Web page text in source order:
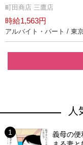
町田商店 三鷹店
時給1,563円
アルバイト・パート / 東
人
義母の便